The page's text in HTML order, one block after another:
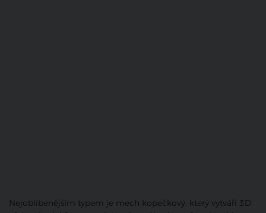
Nejoblíbenějším typem je mech kopečkový, který vytváří 3D